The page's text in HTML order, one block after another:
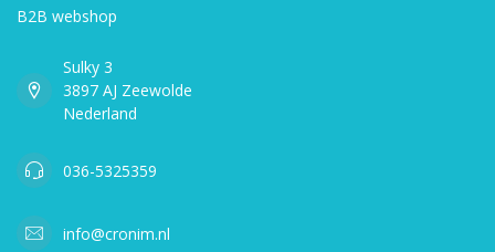
B2B webshop
Sulky 3
3897 AJ Zeewolde
Nederland
036-5325359
info@cronim.nl